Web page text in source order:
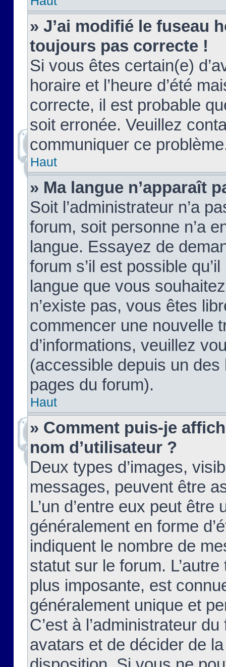
» J’ai modifié le fuseau
toujours pas correcte !
Si vous êtes certain(e)
horaire et l’heure d’été
correcte, il est probable
soit erronée. Veuillez
communiquer ce
Haut
» Ma langue n’apparaît
Soit l’administrateur n’a
forum, soit personne n’a
langue. Essayez de
forum s’il est possible
langue que vous
n’existe pas, vous êtes
commencer une nouvelle
d’informations, veuillez
(accessible depuis un
pages du forum).
Haut
» Comment puis-je
nom d’utilisateur ?
Deux types d’images,
messages, peuvent être
L’un d’entre eux peut
généralement en forme
indiquent le nombre de
statut sur le forum.
plus imposante, est
généralement unique et
C’est à l’administrateur
avatars et de décider de